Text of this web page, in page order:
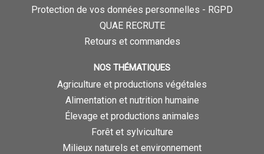
Protection de vos données personnelles - RGPD
QUAE RECRUTE
Retours et commandes
NOS THÉMATIQUES
Agriculture et productions végétales
Alimentation et nutrition humaine
Élevage et productions animales
Forêt et sylviculture
Milieux naturels et environnement